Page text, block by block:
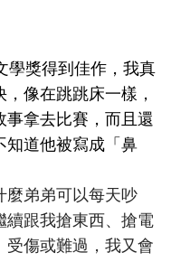
學獎得到佳作，我真
像在跳跳床一樣，
事拿去比賽，而且還
知道他被寫成「鼻
麼弟弟可以每天吵
續跟我搶東西、搶電
受傷或難過，我又會